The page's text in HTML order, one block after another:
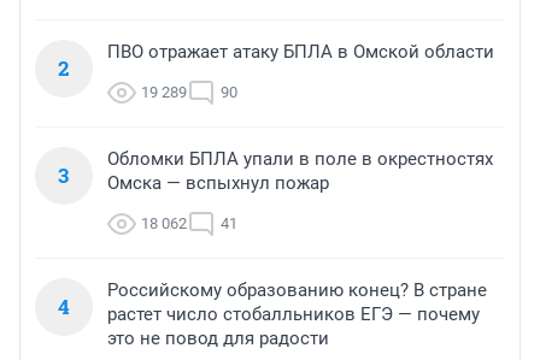
2
ПВО отражает атаку БПЛА в Омской области
19 289 90
3
Обломки БПЛА упали в поле в окрестностях
Омска — вспыхнул пожар
18 062 41
4
Российскому образованию конец? В стране
растет число стобалльников ЕГЭ — почему
это не повод для радости